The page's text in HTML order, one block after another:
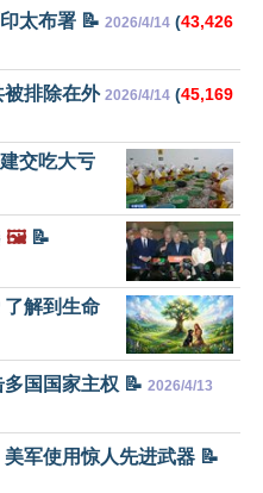
太布署 📝 2026/4/14 (43,426
被排除在外 2026/4/14 (45,169
交吃大亏
🖼️📝
了解到生命
国国家主权 📝 2026/4/13
军使用惊人先进武器 📝